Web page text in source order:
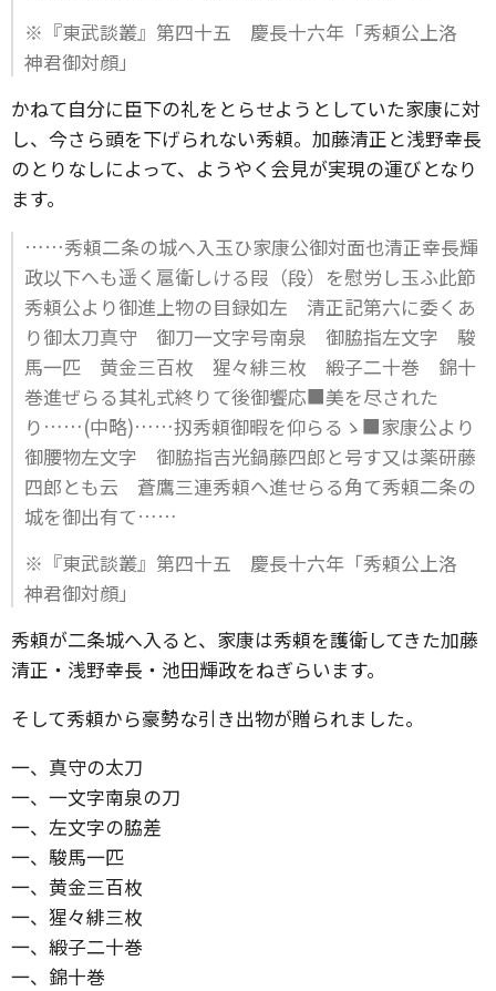
※『東武談叢』第四十五 慶長十六年「秀頼公上洛
神君御対顔」
かねて自分に臣下の礼をとらせようとしていた家康に対
し、今さら頭を下げられない秀頼。加藤清正と浅野幸長
のとりなしによって、ようやく会見が実現の運びとなり
ます。
……秀頼二条の城へ入玉ひ家康公御対面也清正幸長輝
政以下へも遥く扈衛しける叚（段）を慰労し玉ふ此節
秀頼公より御進上物の目録如左 清正記第六に委くあ
り御太刀真守 御刀一文字号南泉 御脇指左文字 駿
馬一匹 黄金三百枚 猩々緋三枚 緞子二十巻 錦十
巻進ぜらる其礼式終りて後御饗応■美を尽された
り……(中略)……扨秀頼御暇を仰らるゝ■家康公より
御腰物左文字 御脇指吉光鍋藤四郎と号す又は薬研藤
四郎とも云 蒼鷹三連秀頼へ進せらる角て秀頼二条の
城を御出有て……
※『東武談叢』第四十五 慶長十六年「秀頼公上洛
神君御対顔」
秀頼が二条城へ入ると、家康は秀頼を護衛してきた加藤
清正・浅野幸長・池田輝政をねぎらいます。
そして秀頼から豪勢な引き出物が贈られました。
一、真守の太刀
一、一文字南泉の刀
一、左文字の脇差
一、駿馬一匹
一、黄金三百枚
一、猩々緋三枚
一、緞子二十巻
一、錦十巻